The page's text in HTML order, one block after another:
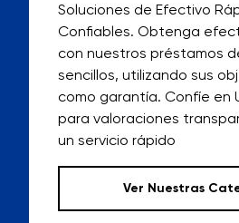
Soluciones de Efectivo
Confiables. Obtenga
con nuestros préstamos
sencillos, utilizando sus
como garantía. Confíe en
para valoraciones
un servicio rápido
Ver Nuestras